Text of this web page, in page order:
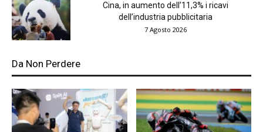
Cina, in aumento dell’11,3% i ricavi
dell’industria pubblicitaria
7 Agosto 2026
Da Non Perdere